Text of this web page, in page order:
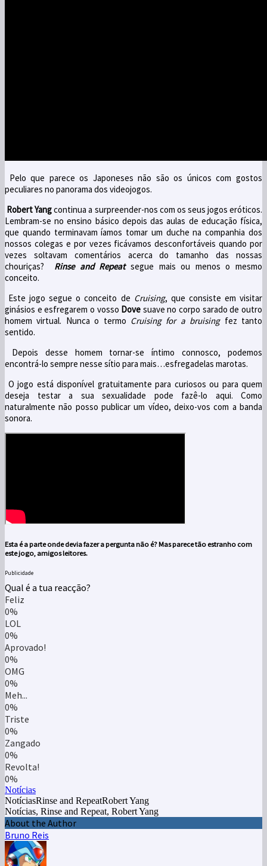
Pelo que parece os Japoneses não são os únicos com gostos
peculiares no panorama dos videojogos.
Robert Yangcontinua a surpreender-nos com os seus jogos eróticos.
Lembram-se no ensino básico depois das aulas de educação física,
que quando terminavam íamos tomar um duche na companhia dos
nossos colegas e por vezes ficávamos desconfortáveis quando por
vezes soltavam comentários acerca do tamanho das nossas
chouriças? Rinse and Repeatsegue mais ou menos o mesmo
conceito.
Este jogo segue o conceito de Cruising, que consiste em visitar
ginásios e esfregarem o vosso Dove suave no corpo sarado de outro
homem virtual. Nunca o termo Cruising for a bruisingfez tanto
sentido.
Depois desse homem tornar-se íntimo connosco, podemos
encontrá-lo sempre nesse sítio para mais…esfregadelas marotas.
O jogo está disponível gratuitamente para curiosos ou para quem
deseja testar a sua sexualidade pode fazê-lo aqui. Como
naturalmente não posso publicar um vídeo, deixo-vos com a banda
sonora.
Esta é a parte onde devia fazer a pergunta não é? Mas parece tão estranho com
este jogo, amigos leitores.
Publicidade
Qual é a tua reacção?
Feliz
0%
LOL
0%
Aprovado!
0%
OMG
0%
Meh...
0%
Triste
0%
Zangado
0%
Revolta!
0%
Notícias
NotíciasRinse and RepeatRobert Yang
Notícias, Rinse and Repeat, Robert Yang
About the Author
Bruno Reis